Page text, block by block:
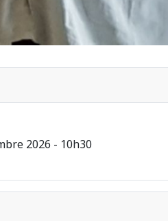
2026 - 10h30